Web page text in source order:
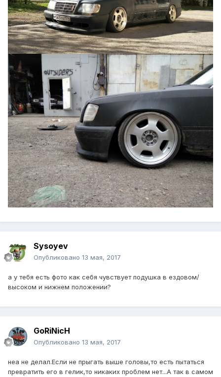
Sysoyev
Опубликовано 13 мая, 2017
а у тебя есть фото как себя чувствует подушка в ездовом/
высоком и нижнем положении?
GoRiNicH
Опубликовано 13 мая, 2017
неа не делал.Если не прыгать выше головы,то есть пытаться
превратить его в гелик,то никаких проблем нет...А так в самом